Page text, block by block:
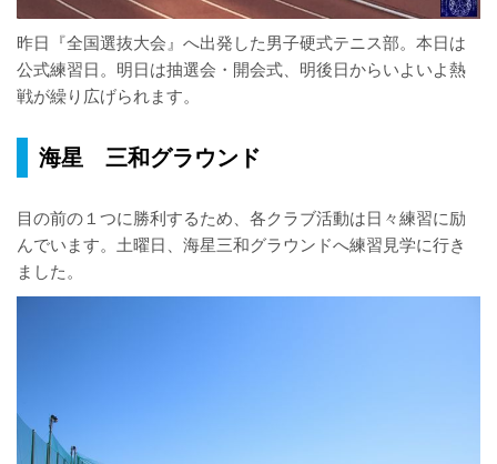
昨日『全国選抜大会』へ出発した男子硬式テニス部。本日は
公式練習日。明日は抽選会・開会式、明後日からいよいよ熱
戦が繰り広げられます。
海星 三和グラウンド
目の前の１つに勝利するため、各クラブ活動は日々練習に励
んでいます。土曜日、海星三和グラウンドへ練習見学に行き
ました。